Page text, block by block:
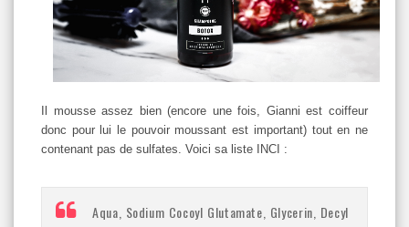
Il mousse assez bien (encore une fois, Gianni est coiffeur
donc pour lui le pouvoir moussant est important) tout en ne
contenant pas de sulfates. Voici sa liste INCI :
Aqua, Sodium Cocoyl Glutamate, Glycerin, Decyl